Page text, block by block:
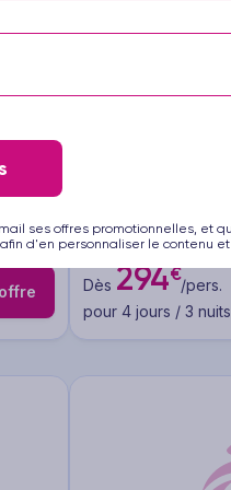
Circuit Italie - Italie
Sans repas
Dès 294€/pers.
pour 4 jours / 3 nuits
ses offres promotionnelles, et
d'en personnaliser le contenu